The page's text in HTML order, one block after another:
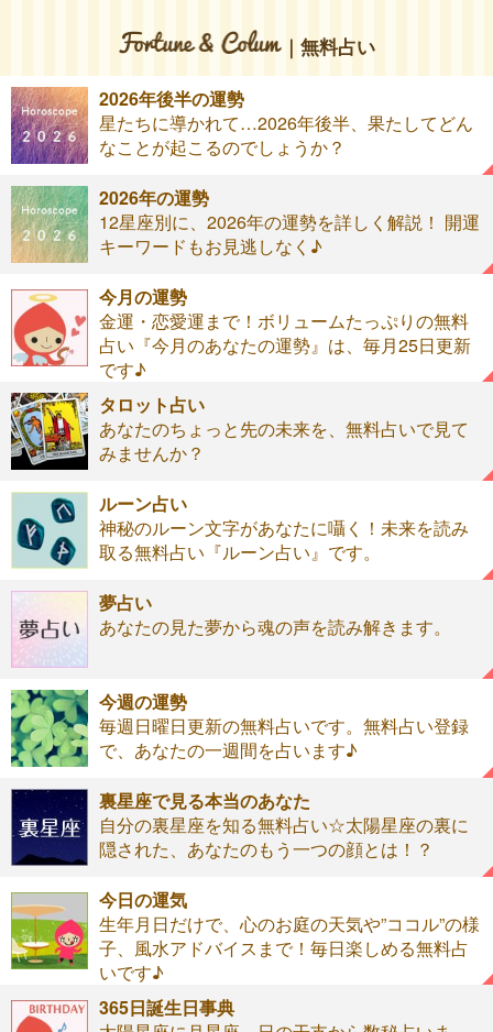
｜無料占い
2026年後半の運勢
星たちに導かれて…2026年後半、果たしてどん
なことが起こるのでしょうか？
2026年の運勢
12星座別に、2026年の運勢を詳しく解説！ 開運
キーワードもお見逃しなく♪
今月の運勢
金運・恋愛運まで！ボリュームたっぷりの無料
占い『今月のあなたの運勢』は、毎月25日更新
です♪
タロット占い
あなたのちょっと先の未来を、無料占いで見て
みませんか？
ルーン占い
神秘のルーン文字があなたに囁く！未来を読み
取る無料占い『ルーン占い』です。
夢占い
あなたの見た夢から魂の声を読み解きます。
今週の運勢
毎週日曜日更新の無料占いです。無料占い登録
で、あなたの一週間を占います♪
裏星座で見る本当のあなた
自分の裏星座を知る無料占い☆太陽星座の裏に
隠された、あなたのもう一つの顔とは！？
今日の運気
生年月日だけで、心のお庭の天気や”ココル”の様
子、風水アドバイスまで！毎日楽しめる無料占
いです♪
365日誕生日事典